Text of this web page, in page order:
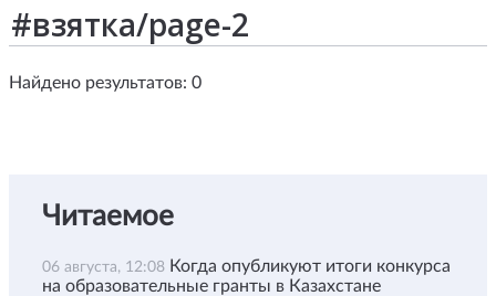
Найдено результатов: 0
Читаемое
06 августа, 12:08 Когда опубликуют итоги конкурса
на образовательные гранты в Казахстане